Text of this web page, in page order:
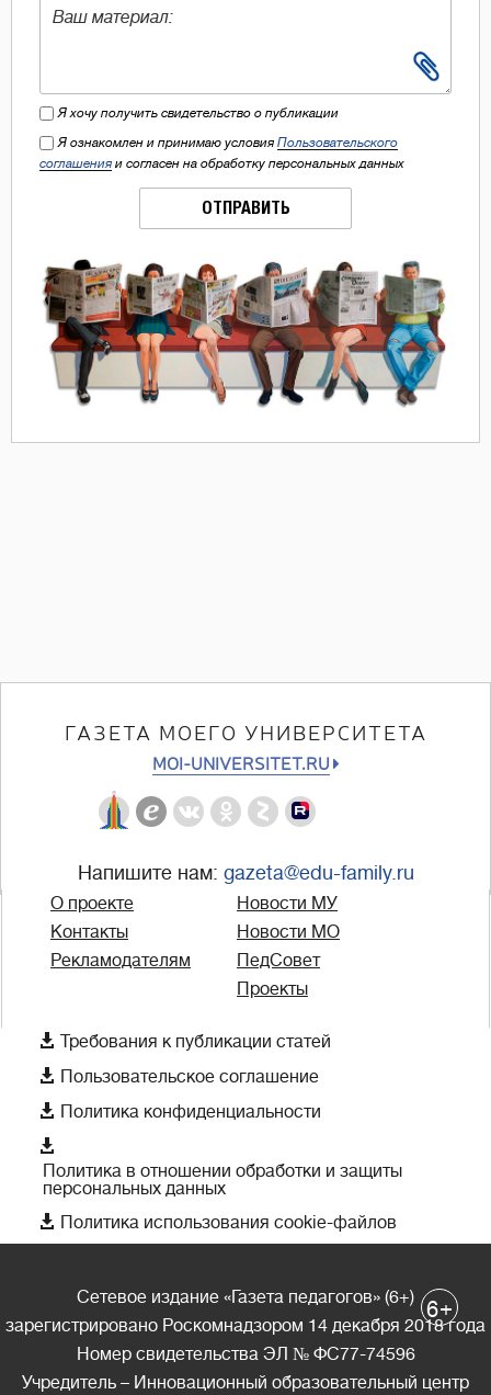
Я хочу получить свидетельство о публикации
Я ознакомлен и принимаю условия Пользовательского
соглашения и согласен на обработку персональных данных
ОТПРАВИТЬ
ГАЗЕТА МОЕГО УНИВЕРСИТЕТА
MOI-UNIVERSITET.RU
Напишите нам: gazeta@edu-family.ru
О проекте
Контакты
Рекламодателям
Новости МУ
Новости МО
ПедСовет
Проекты
 Требования к публикации статей
 Пользовательское соглашение
 Политика конфиденциальности

Политика в отношении обработки и защиты
персональных данных
 Политика использования cookie-файлов
Сетевое издание «Газета педагогов» (6+)
зарегистрировано Роскомнадзором 14 декабря 2018 года
Номер свидетельства ЭЛ № ФС77-74596
Учредитель – Инновационный образовательный центр
6+